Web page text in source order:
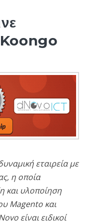
Koongo
εταιρεία με
η οποία
και υλοποίηση
Magento και
είναι ειδικοί